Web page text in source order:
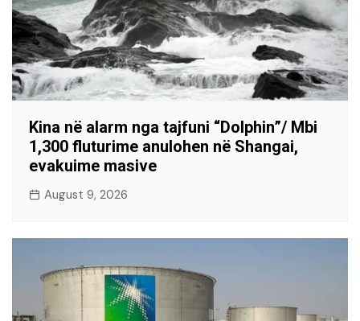
Kina në alarm nga tajfuni “Dolphin”/ Mbi
1,300 fluturime anulohen në Shangai,
evakuime masive
August 9, 2026